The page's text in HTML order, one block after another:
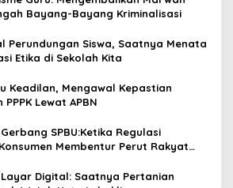
Bayang-Bayang Kriminalisasi
Perundungan Siswa, Saatnya Menata
Etika di Sekolah Kita
Keadilan, Mengawal Kepastian
Lewat APBN
SPBU:Ketika Regulasi
Membentur Perut Rakyat
Digital: Saatnya Pertanian